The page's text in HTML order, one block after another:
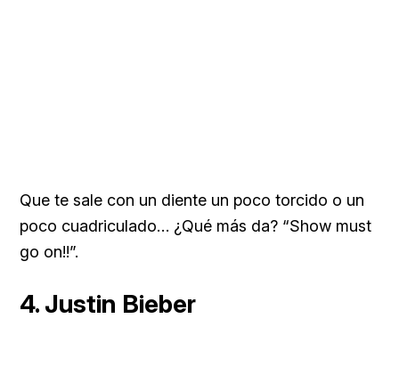
Que te sale con un diente un poco torcido o un
poco cuadriculado… ¿Qué más da? “Show must
go on!!”.
4. Justin Bieber